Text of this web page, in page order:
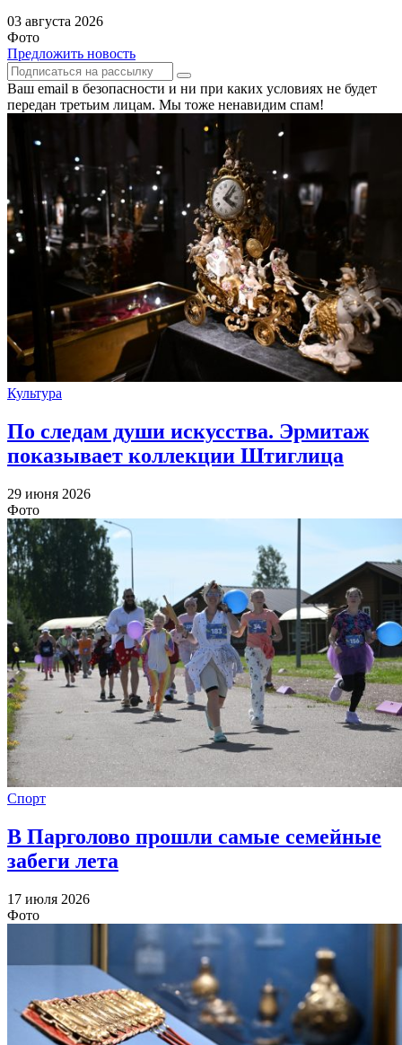
03 августа 2026
Фото
Предложить новость
Ваш email в безопасности и ни при каких условиях не будет
передан третьим лицам. Мы тоже ненавидим спам!
Культура
По следам души искусства. Эрмитаж
показывает коллекции Штиглица
29 июня 2026
Фото
Спорт
В Парголово прошли самые семейные
забеги лета
17 июля 2026
Фото